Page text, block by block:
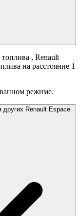
, Renault
на расстояние 1
режиме.
других Renault Espace